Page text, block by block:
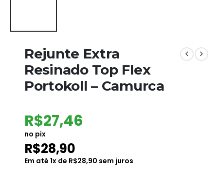
Rejunte Extra
Resinado Top Flex
Portokoll – Camurca
R$27,46
no pix
R$28,90
Em até 1x de R$28,90 sem juros